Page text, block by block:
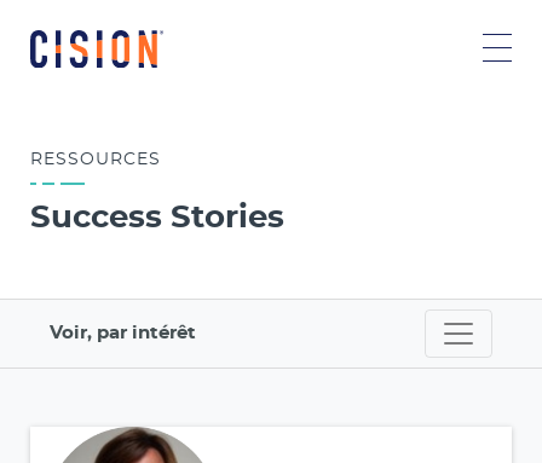
RESSOURCES
Success Stories
Voir, par intérêt